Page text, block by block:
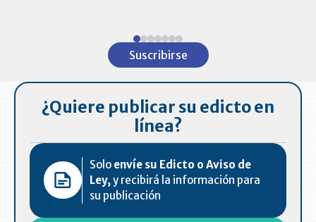
Suscribirse
¿Quiere publicar su edicto en
línea?
Solo envíe su Edicto o Aviso de
Ley,y recibirá la información para
su publicación